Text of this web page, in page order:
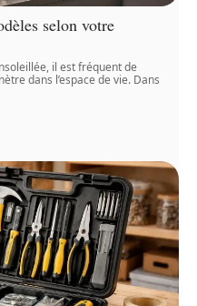
selon votre
il est fréquent de
dans l’espace de vie. Dans